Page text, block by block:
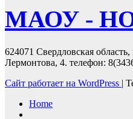
МАОУ -
624071 Свердловская
Лермонтова, 4. телефон:
Сайт работает на WordPress |
Home